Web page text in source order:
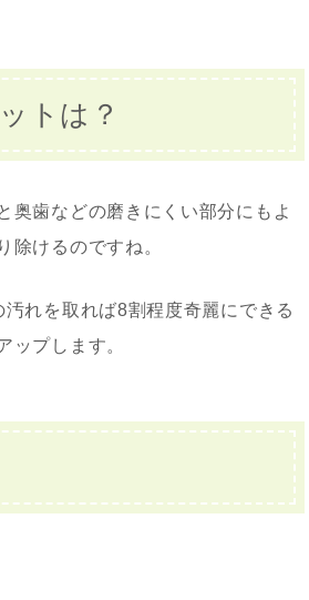
トは？
奥歯などの磨きにくい部分にもよ
除けるのですね。
れを取れば8割程度奇麗にできる
ップします。